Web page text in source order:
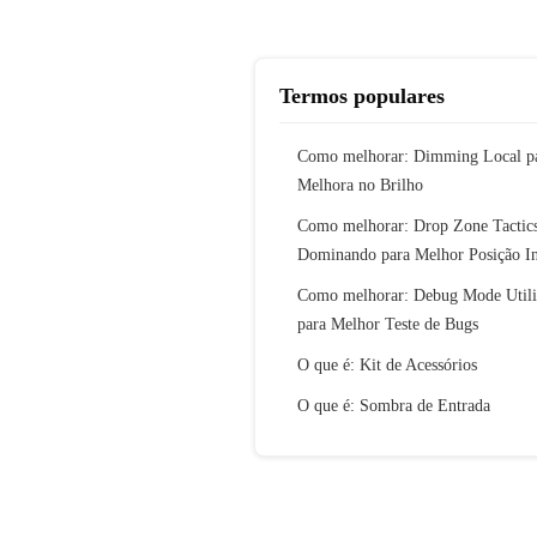
Termos populares
Como melhorar: Dimming Local
Melhora no Brilho
Como melhorar: Drop Zone
Dominando para Melhor Posição
Como melhorar: Debug Mode
para Melhor Teste de Bugs
O que é: Kit de Acessórios
O que é: Sombra de Entrada